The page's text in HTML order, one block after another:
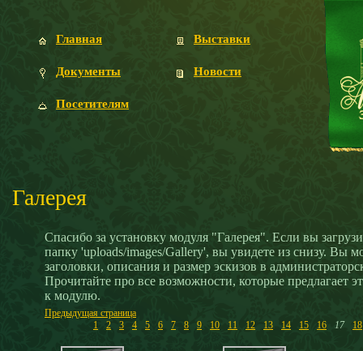
Главная
Документы
Посетителям
Выставки
Новости
Галерея
Спасибо за установку модуля "Галерея". Если вы
папку 'uploads/images/Gallery', вы увидете из снизу. Вы
заголовки, описания и размер эскизов в
Прочитайте про все возможности, которые предлагает
к модулю.
Предыдущая страница
1
2 3 4 5 6 7 8 9 10 11 12 13 14 15 16 17 18